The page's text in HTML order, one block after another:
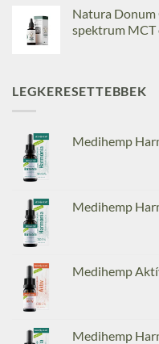
Natura Donum
spektrum MCT
LEGKERESETTEBBEK
Medihemp
Medihemp
Medihemp
Medihemp